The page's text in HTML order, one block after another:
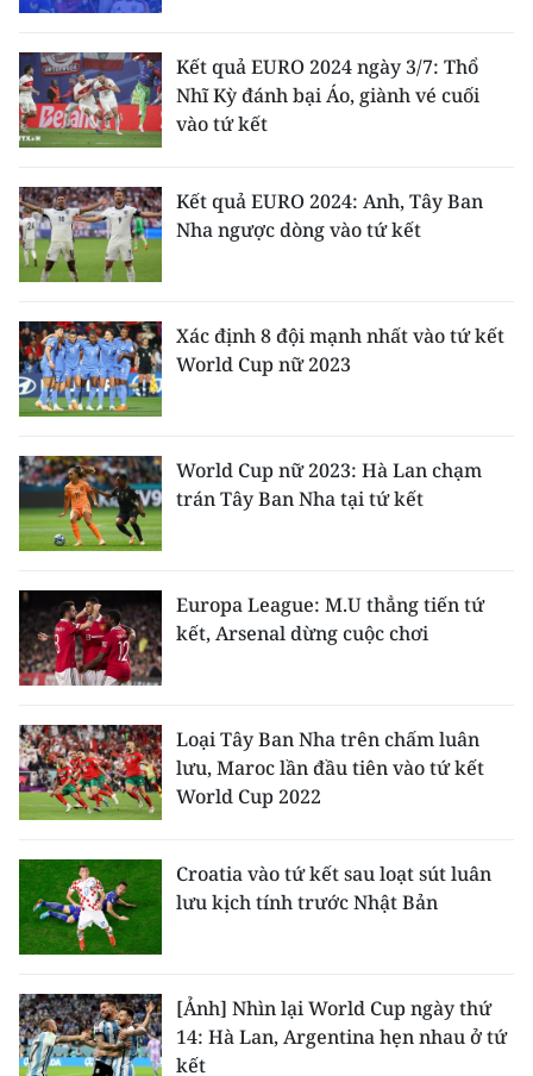
TIN ĐỊA PHƯƠNG
Trung du và miền núi phía Bắc
Đồng bằng sông Hồng
Bắc Trung Bộ
Nguyên
Đông Nam Bộ
Đồng bằng sông Cửu Long
Chuyên trang Hà Nội
Chuyên trang TP. Hồ Chí Minh
CHUYÊN ĐỀ
CÁC CHUYÊN TRANG
VỀ BÁO NHÂN DÂN
THỜI NAY
NHÂN DÂN HẰNG THÁNG
MUA BÁO
ĐỌC BÁO IN
Kết quả EURO 2024 ngày 3/7: Thổ
Nhĩ Kỳ đánh bại Áo, giành vé cuối
vào tứ kết
Kết quả EURO 2024: Anh, Tây Ban
Nha ngược dòng vào tứ kết
Xác định 8 đội mạnh nhất vào tứ kết
World Cup nữ 2023
World Cup nữ 2023: Hà Lan chạm
trán Tây Ban Nha tại tứ kết
Europa League: M.U thẳng tiến tứ
kết, Arsenal dừng cuộc chơi
Loại Tây Ban Nha trên chấm luân
lưu, Maroc lần đầu tiên vào tứ kết
World Cup 2022
Croatia vào tứ kết sau loạt sút luân
lưu kịch tính trước Nhật Bản
[Ảnh] Nhìn lại World Cup ngày thứ
14: Hà Lan, Argentina hẹn nhau ở tứ
kết